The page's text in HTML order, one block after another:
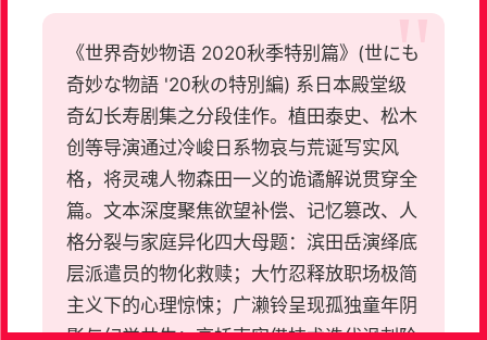
《世界奇妙物语 2020秋季特别篇》(世にも
奇妙な物語 '20秋の特別編) 系日本殿堂级
奇幻长寿剧集之分段佳作。植田泰史、松木
创等导演通过冷峻日系物哀与荒诞写实风
格，将灵魂人物森田一义的诡谲解说贯穿全
篇。文本深度聚焦欲望补偿、记忆篡改、人
格分裂与家庭异化四大母题：滨田岳演绎底
层派遣员的物化救赎；大竹忍释放职场极简
主义下的心理惊悚；广濑铃呈现孤独童年阴